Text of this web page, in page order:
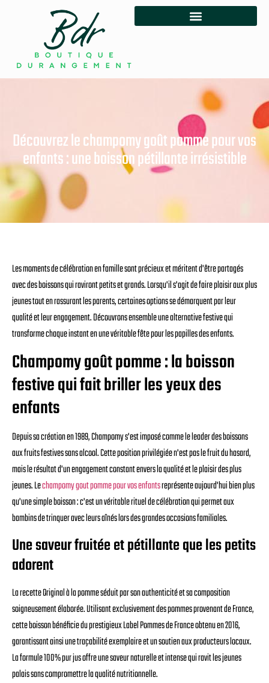
Découvrez le champomy goût pomme pour vos
enfants : une boisson pétillante irrésistible
Les moments de célébration en famille sont précieux et méritent d'être partagés
avec des boissons qui raviront petits et grands. Lorsqu'il s'agit de faire plaisir aux plus
jeunes tout en rassurant les parents, certaines options se démarquent par leur
qualité et leur engagement. Découvrons ensemble une alternative festive qui
transforme chaque instant en une véritable fête pour les papilles des enfants.
Champomy goût pomme : la boisson
festive qui fait briller les yeux des
enfants
Depuis sa création en 1989, Champomy s'est imposé comme le leader des boissons
aux fruits festives sans alcool. Cette position privilégiée n'est pas le fruit du hasard,
mais le résultat d'un engagement constant envers la qualité et le plaisir des plus
jeunes. Lechampomy gout pomme pour vos enfantsreprésente aujourd'hui bien plus
qu'une simple boisson : c'est un véritable rituel de célébration qui permet aux
bambins de trinquer avec leurs aînés lors des grandes occasions familiales.
Une saveur fruitée et pétillante que les petits
adorent
La recette Original à la pomme séduit par son authenticité et sa composition
soigneusement élaborée. Utilisant exclusivement des pommes provenant de France,
cette boisson bénéficie du prestigieux Label Pommes de France obtenu en 2016,
garantissant ainsi une traçabilité exemplaire et un soutien aux producteurs locaux.
La formule 100% pur jus offre une saveur naturelle et intense qui ravit les jeunes
palais sans compromettre la qualité nutritionnelle.